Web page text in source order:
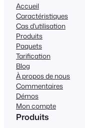
Accueil
Caractéristiques
Cas d'utilisation
Produits
Paquets
Tarification
Blog
À propos de nous
Commentaires
Démos
Mon compte
Produits